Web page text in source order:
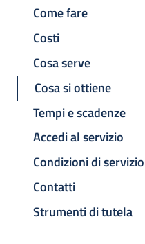
Come fare
Costi
Cosa serve
Cosa si ottiene
Tempi e scadenze
Accedi al servizio
Condizioni di servizio
Contatti
Strumenti di tutela